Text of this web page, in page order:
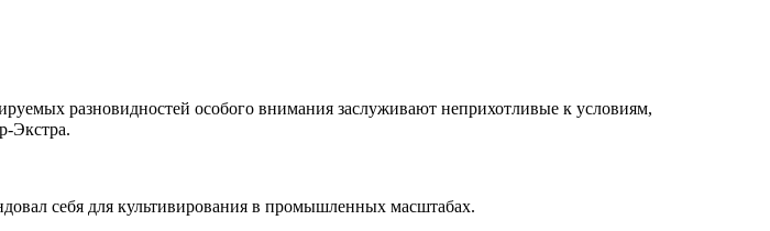
разновидностей особого внимания заслуживают неприхотливые к условиям,
Экстра.
себя для культивирования в промышленных масштабах.